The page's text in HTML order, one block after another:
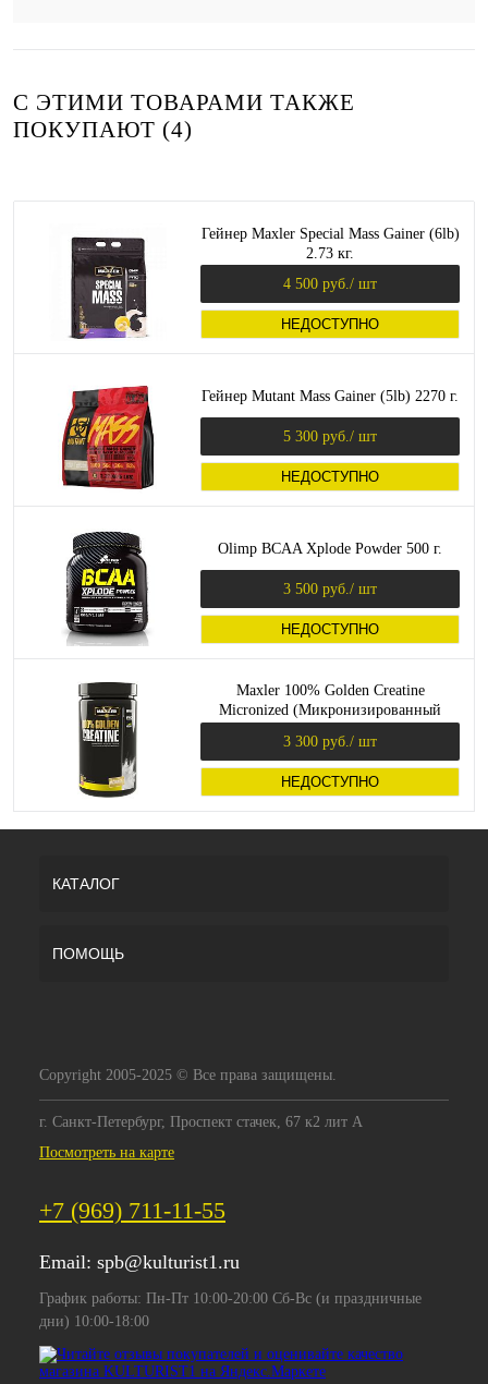
С ЭТИМИ ТОВАРАМИ ТАКЖЕ
ПОКУПАЮТ (4)
Гейнер Maxler Special Mass Gainer (6lb)
2.73 кг.
4 500 руб. / шт
НЕДОСТУПНО
Гейнер Mutant Mass Gainer (5lb) 2270 г.
5 300 руб. / шт
НЕДОСТУПНО
Olimp BCAA Xplode Powder 500 г.
3 500 руб. / шт
НЕДОСТУПНО
Maxler 100% Golden Creatine
Micronized (Микронизированный
3 300 руб. / шт
НЕДОСТУПНО
КАТАЛОГ
ПОМОЩЬ
Copyright 2005-2025 © Все права защищены.
г. Санкт-Петербург, Проспект стачек, 67 к2 лит А
Посмотреть на карте
+7 (969) 711-11-55
Email: spb@kulturist1.ru
График работы: Пн-Пт 10:00-20:00 Сб-Вс (и праздничные
дни) 10:00-18:00